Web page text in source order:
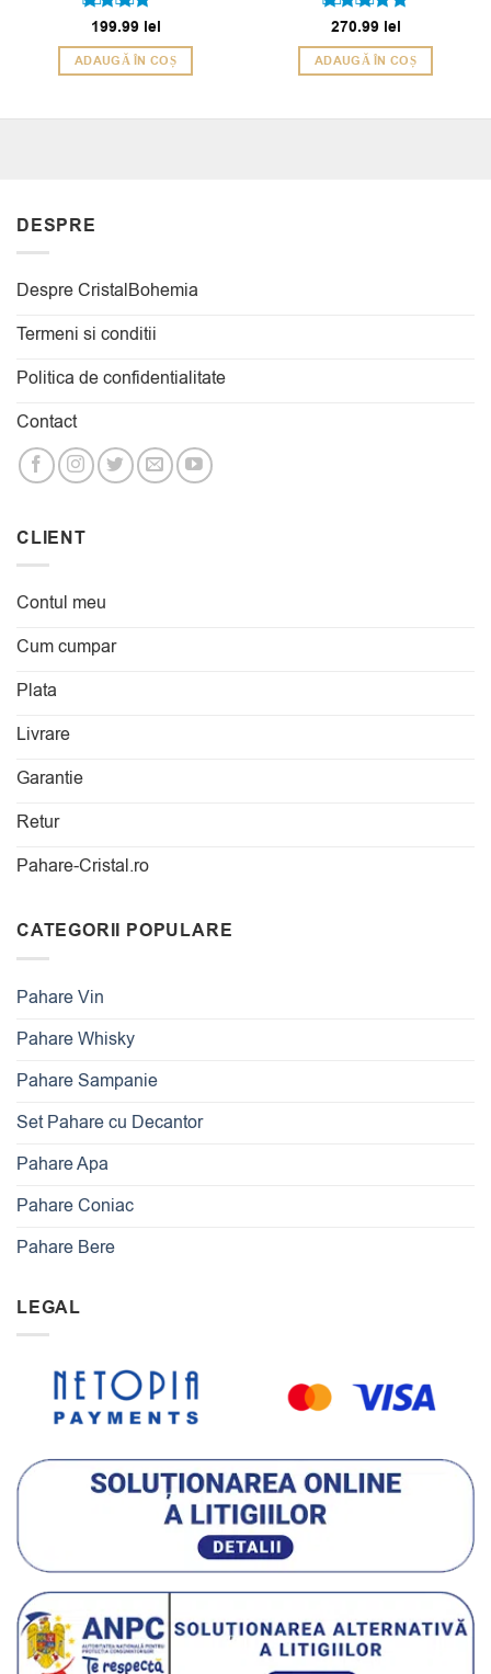
Evaluat
la4din
5
199.99 lei
ADAUGĂ ÎN COȘ
Evaluat la
5din 5
270.99 lei
ADAUGĂ ÎN COȘ
DESPRE
Despre CristalBohemia
Termeni si conditii
Politica de confidentialitate
Contact
CLIENT
Contul meu
Cum cumpar
Plata
Livrare
Garantie
Retur
Pahare-Cristal.ro
CATEGORII POPULARE
Pahare Vin
Pahare Whisky
Pahare Sampanie
Set Pahare cu Decantor
Pahare Apa
Pahare Coniac
Pahare Bere
LEGAL